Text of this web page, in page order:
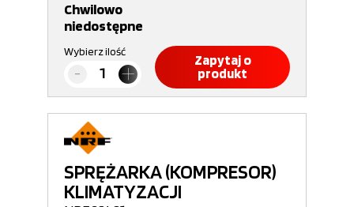
Chwilowo
niedostępne
Wybierz ilość
Zapytaj o
produkt
SPRĘŻARKA (KOMPRESOR)
KLIMATYZACJI